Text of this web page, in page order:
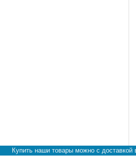
Купить наши товары можно с